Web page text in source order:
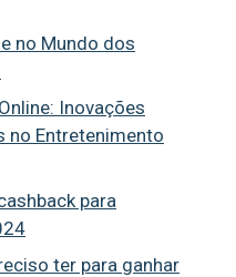
no Mundo dos
Inovações
no Entretenimento
para
ter para ganhar